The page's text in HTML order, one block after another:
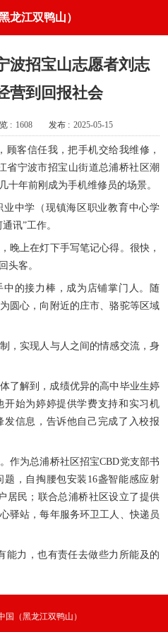
龙江双鸭山）
波招宝山志愿者刘志
营到回报社会
: 1608 发布 : 2025-05-15
顾客信任我，把手机交给我维修，
省宁波市招宝山街道总浦桥社区潮
十年前刚成为手机维修员的场景。
业中学（现镇海区职业教育中心学
讯”工作。
晚上在灯下手写笔记心得。很快，
头客。
中的接力棒，成为店铺掌门人。随
圆心，向附近的庄市、骆驼等区域
，实现人与人之间的情感交流，身
了解到，成绩优异的高中毕业生婷
始为婷婷提供学费支持和实习机
信息，告诉他自己完成了入校报
作为总浦桥社区招宝CBD党支部书
，自掏腰包安装16盏智能感应射
居民；联合总浦桥社区设立了提供
驿站，每年服务环卫工人、快递员
能力，也有责任去做些力所能及的
国（黑龙江双鸭山）